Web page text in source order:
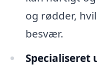
og rødder,
besvær.
Specialiseret